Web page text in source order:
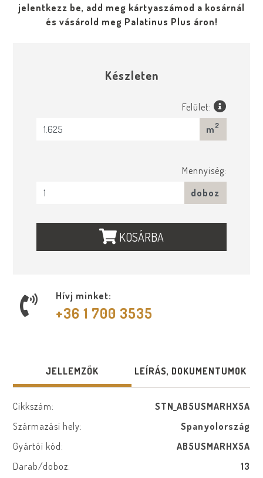
jelentkezz be, add meg kártyaszámod a kosárnál
és vásárold meg Palatinus Plus áron!
Készleten
Felület:
m 2
Mennyiség:
doboz
KOSÁRBA
Hívj minket:
+36 1 700 3535
JELLEMZŐK LEÍRÁS, DOKUMENTUMOK
Cikkszám:
STN_AB5USMARHX5A
Származási hely:
Spanyolország
Gyártói kód:
AB5USMARHX5A
Darab/doboz:
13